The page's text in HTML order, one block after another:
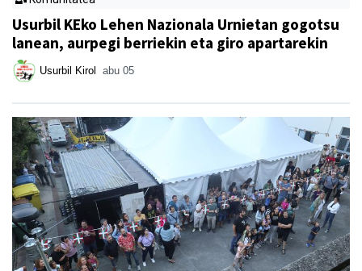
Usurbil KEko Lehen Nazionala Urnietan gogotsu
lanean, aurpegi berriekin eta giro apartarekin
Usurbil Kirol abu 05